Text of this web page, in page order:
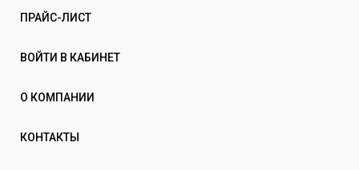
ПРАЙС-ЛИСТ
ВОЙТИ В КАБИНЕТ
О КОМПАНИИ
КОНТАКТЫ